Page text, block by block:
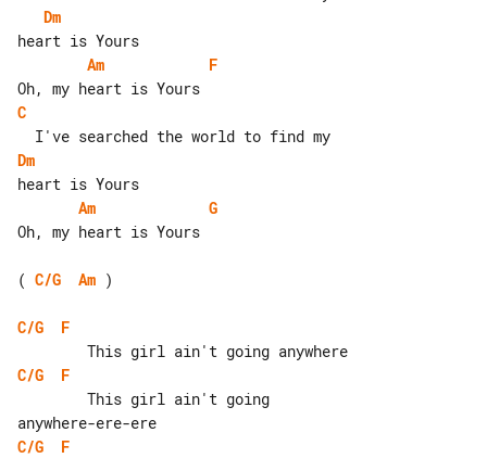
Dm
Am
F
C
Dm
Am
G
Oh, my heart is Yours
( C/G Am )
C/G
F
C/G
F
C/G
F